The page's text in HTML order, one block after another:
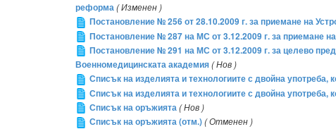
реформа( Изменен )
Постановление № 256 от 28.10.2009 г. за приемане на
Постановление № 287 на МС от 3.12.2009 г. за приемане
Постановление № 291 на МС от 3.12.2009 г. за целево
Военномедицинската академия( Нов )
Списък на изделията и технологиите с двойна употреба,
Списък на изделията и технологиите с двойна употреба,
Списък на оръжията( Нов )
Списък на оръжията (отм.)( Отменен )